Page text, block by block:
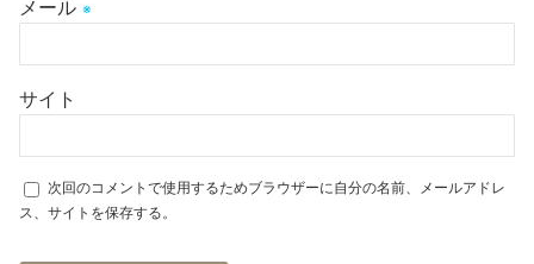
メール ※
サイト
次回のコメントで使用するためブラウザーに自分の名前、メールアドレ
ス、サイトを保存する。